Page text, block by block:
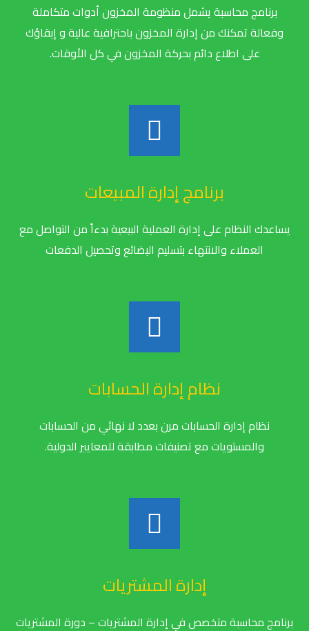
برنامج محاسبة يشمل منظومة المخزون أدوات متكاملة
وفعالة تمكنك من إدارة المخزون باحترافية عالية و إبقاؤك
على اطلاع دائم بحركة المخزون في كل الأوقات.
برنامج إدارة المبيعات
يساعدك النظام على إدارة العملية البيعية بدءاً من التواصل مع
العملاء والانتهاء بتسليم البضائع وتحصيل الدفعات
نظام إدارة الحسابات
نظام إدارة الحسابات مرن بعدد لا نهائي من الحسابات
والمستويات مع تصنيفات مطابقة للمعايير الدولية.
إدارة المشتريات
برنامج محاسبة متخصص في إدارة المشتريات – دورة المشتريات